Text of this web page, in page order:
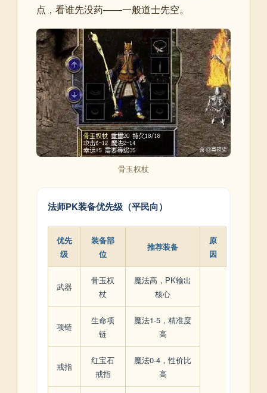
点，看谁先没药——一般道士先空。
骨玉权杖
法师PK装备优先级（平民向）
优先
级
装备部
位
推荐装备
原
因
武器
骨玉权
杖
魔法高，PK输出
核心
项链
生命项
链
魔法1-5，精准度
高
戒指
红宝石
戒指
魔法0-4，性价比
高